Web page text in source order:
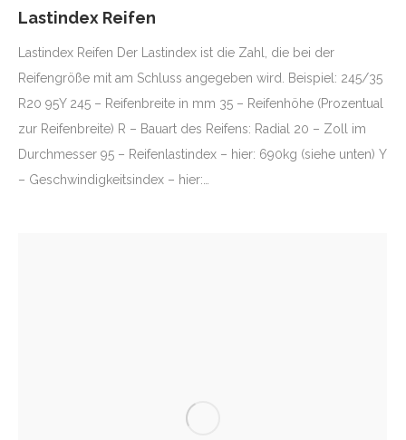
Lastindex Reifen
Lastindex Reifen Der Lastindex ist die Zahl, die bei der
Reifengröße mit am Schluss angegeben wird. Beispiel: 245/35
R20 95Y 245 – Reifenbreite in mm 35 – Reifenhöhe (Prozentual
zur Reifenbreite) R – Bauart des Reifens: Radial 20 – Zoll im
Durchmesser 95 – Reifenlastindex – hier: 690kg (siehe unten) Y
– Geschwindigkeitsindex – hier:…